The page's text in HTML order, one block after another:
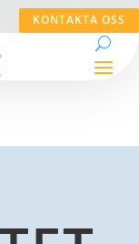
KONTAKTA OSS